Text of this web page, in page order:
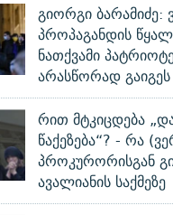
გიორგი ბარამიძე:
პროპაგანდის
ნათქვამი
არასწორად გაიგეს
რით მტკიცდება
წაქეზება“? - რა
პროკურორისგან
ავალიანის საქმეზე